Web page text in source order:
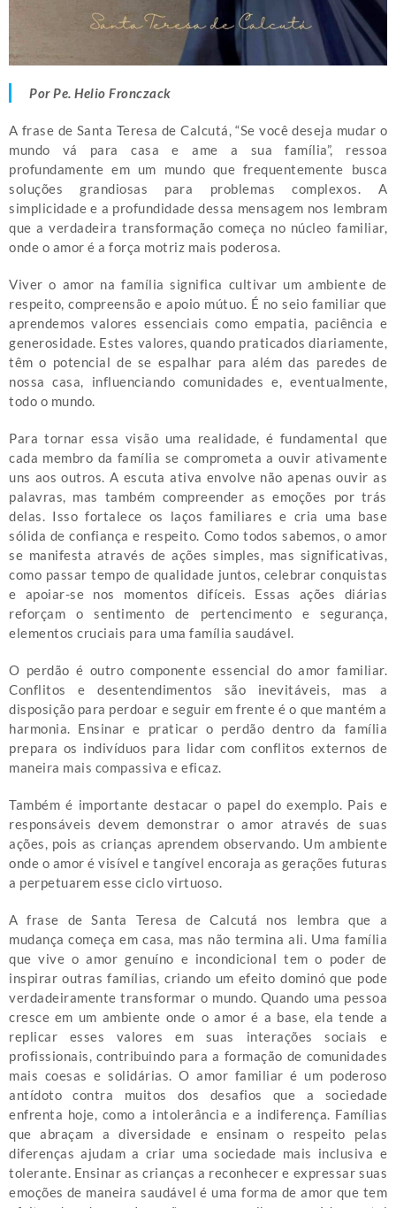
Por Pe. Helio Fronczack
A frase de Santa Teresa de Calcutá, “Se você deseja mudar o
mundo vá para casa e ame a sua família”, ressoa
profundamente em um mundo que frequentemente busca
soluções grandiosas para problemas complexos. A
simplicidade e a profundidade dessa mensagem nos lembram
que a verdadeira transformação começa no núcleo familiar,
onde o amor é a força motriz mais poderosa.
Viver o amor na família significa cultivar um ambiente de
respeito, compreensão e apoio mútuo. É no seio familiar que
aprendemos valores essenciais como empatia, paciência e
generosidade. Estes valores, quando praticados diariamente,
têm o potencial de se espalhar para além das paredes de
nossa casa, influenciando comunidades e, eventualmente,
todo o mundo.
Para tornar essa visão uma realidade, é fundamental que
cada membro da família se comprometa a ouvir ativamente
uns aos outros. A escuta ativa envolve não apenas ouvir as
palavras, mas também compreender as emoções por trás
delas. Isso fortalece os laços familiares e cria uma base
sólida de confiança e respeito. Como todos sabemos, o amor
se manifesta através de ações simples, mas significativas,
como passar tempo de qualidade juntos, celebrar conquistas
e apoiar-se nos momentos difíceis. Essas ações diárias
reforçam o sentimento de pertencimento e segurança,
elementos cruciais para uma família saudável.
O perdão é outro componente essencial do amor familiar.
Conflitos e desentendimentos são inevitáveis, mas a
disposição para perdoar e seguir em frente é o que mantém a
harmonia. Ensinar e praticar o perdão dentro da família
prepara os indivíduos para lidar com conflitos externos de
maneira mais compassiva e eficaz.
Também é importante destacar o papel do exemplo. Pais e
responsáveis devem demonstrar o amor através de suas
ações, pois as crianças aprendem observando. Um ambiente
onde o amor é visível e tangível encoraja as gerações futuras
a perpetuarem esse ciclo virtuoso.
A frase de Santa Teresa de Calcutá nos lembra que a
mudança começa em casa, mas não termina ali. Uma família
que vive o amor genuíno e incondicional tem o poder de
inspirar outras famílias, criando um efeito dominó que pode
verdadeiramente transformar o mundo. Quando uma pessoa
cresce em um ambiente onde o amor é a base, ela tende a
replicar esses valores em suas interações sociais e
profissionais, contribuindo para a formação de comunidades
mais coesas e solidárias. O amor familiar é um poderoso
antídoto contra muitos dos desafios que a sociedade
enfrenta hoje, como a intolerância e a indiferença. Famílias
que abraçam a diversidade e ensinam o respeito pelas
diferenças ajudam a criar uma sociedade mais inclusiva e
tolerante. Ensinar as crianças a reconhecer e expressar suas
emoções de maneira saudável é uma forma de amor que tem